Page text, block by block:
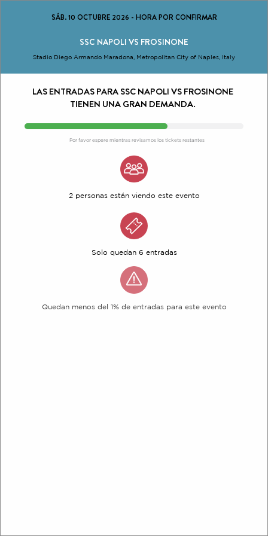
SÁB. 10 OCTUBRE 2026 - HORA POR CONFIRMAR
SSC NAPOLI VS FROSINONE
Stadio Diego Armando Maradona, Metropolitan City of Naples, Italy
LAS ENTRADAS PARA SSC NAPOLI VS FROSINONE
TIENEN UNA GRAN DEMANDA.
Por favor espere mientras revisamos los tickets restantes
2 personas están viendo este evento
Solo quedan 6 entradas
Quedan menos del 1% de entradas para este evento